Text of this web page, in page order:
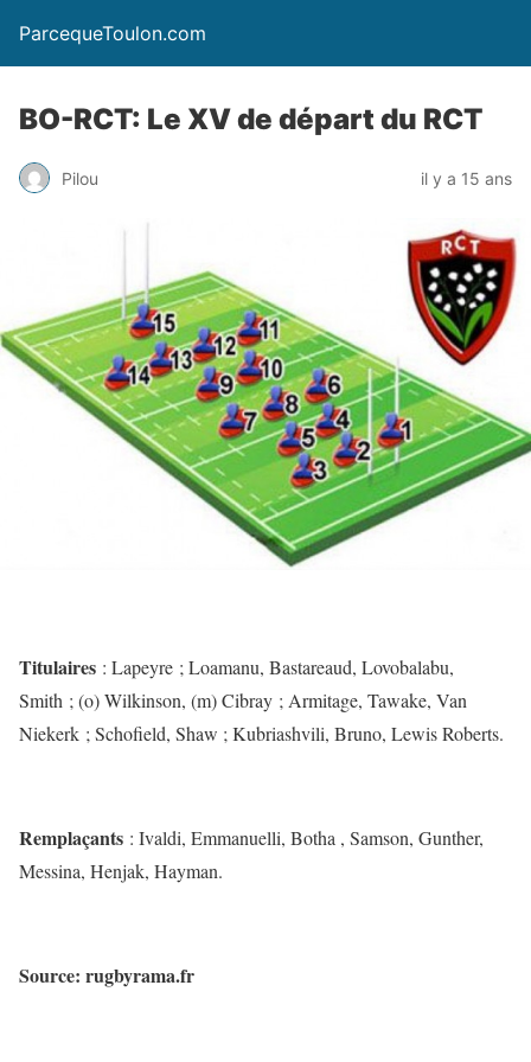
ParcequeToulon.com
BO-RCT: Le XV de départ du RCT
Pilou il y a 15 ans
Titulaires : Lapeyre ; Loamanu, Bastareaud, Lovobalabu,
Smith ; (o) Wilkinson, (m) Cibray ; Armitage, Tawake, Van
Niekerk ; Schofield, Shaw ; Kubriashvili, Bruno, Lewis Roberts.
Remplaçants : Ivaldi, Emmanuelli, Botha , Samson, Gunther,
Messina, Henjak, Hayman.
Source: rugbyrama.fr